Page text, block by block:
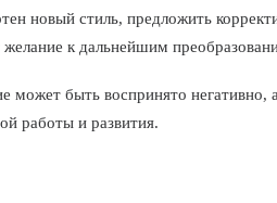
новый стиль, предложить
желание к дальнейшим
может быть воспринято негативно,
работы и развития.